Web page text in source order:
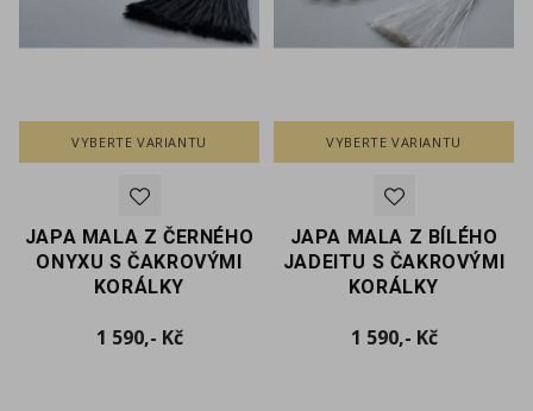
VYBERTE VARIANTU
JAPA MALA Z ČERNÉHO
ONYXU S ČAKROVÝMI
KORÁLKY
1 590,- KčCena
VYBERTE VARIANTU
JAPA MALA Z BÍLÉHO
JADEITU S ČAKROVÝMI
KORÁLKY
1 590,- KčCena